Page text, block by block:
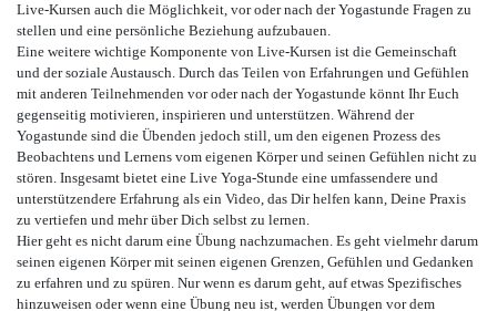
Live-Kursen auch die Möglichkeit, vor oder nach der Yogastunde Fragen zu
stellen und eine persönliche Beziehung aufzubauen.
Eine weitere wichtige Komponente von Live-Kursen ist die Gemeinschaft
und der soziale Austausch. Durch das Teilen von Erfahrungen und Gefühlen
mit anderen Teilnehmenden vor oder nach der Yogastunde könnt Ihr Euch
gegenseitig motivieren, inspirieren und unterstützen. Während der
Yogastunde sind die Übenden jedoch still, um den eigenen Prozess des
Beobachtens und Lernens vom eigenen Körper und seinen Gefühlen nicht zu
stören. Insgesamt bietet eine Live Yoga-Stunde eine umfassendere und
unterstützendere Erfahrung als ein Video, das Dir helfen kann, Deine Praxis
zu vertiefen und mehr über Dich selbst zu lernen.
Hier geht es nicht darum eine Übung nachzumachen. Es geht vielmehr darum
seinen eigenen Körper mit seinen eigenen Grenzen, Gefühlen und Gedanken
zu erfahren und zu spüren. Nur wenn es darum geht, auf etwas Spezifisches
hinzuweisen oder wenn eine Übung neu ist, werden Übungen vor dem